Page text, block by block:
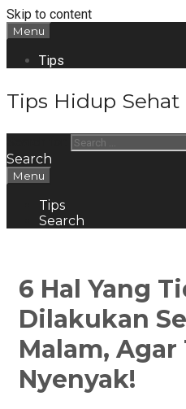
Skip to content
Menu
Tips
Tips Hidup Sehat
Search
Menu
Tips
Search
6 Hal Yang
Dilakukan
Malam,
Nyenyak!